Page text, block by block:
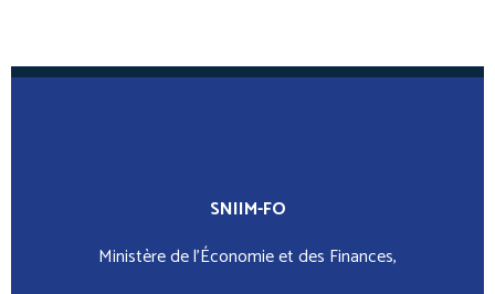
SNIIM-FO
Ministère de l’Économie et des Finances,